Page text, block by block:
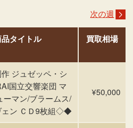
次の週
タイトル 買取相場
ジュゼッペ・シ
国立交響楽団 マ
ーマン/ブラームス/
ェン ＣＤ9枚組◇◆
¥50,000